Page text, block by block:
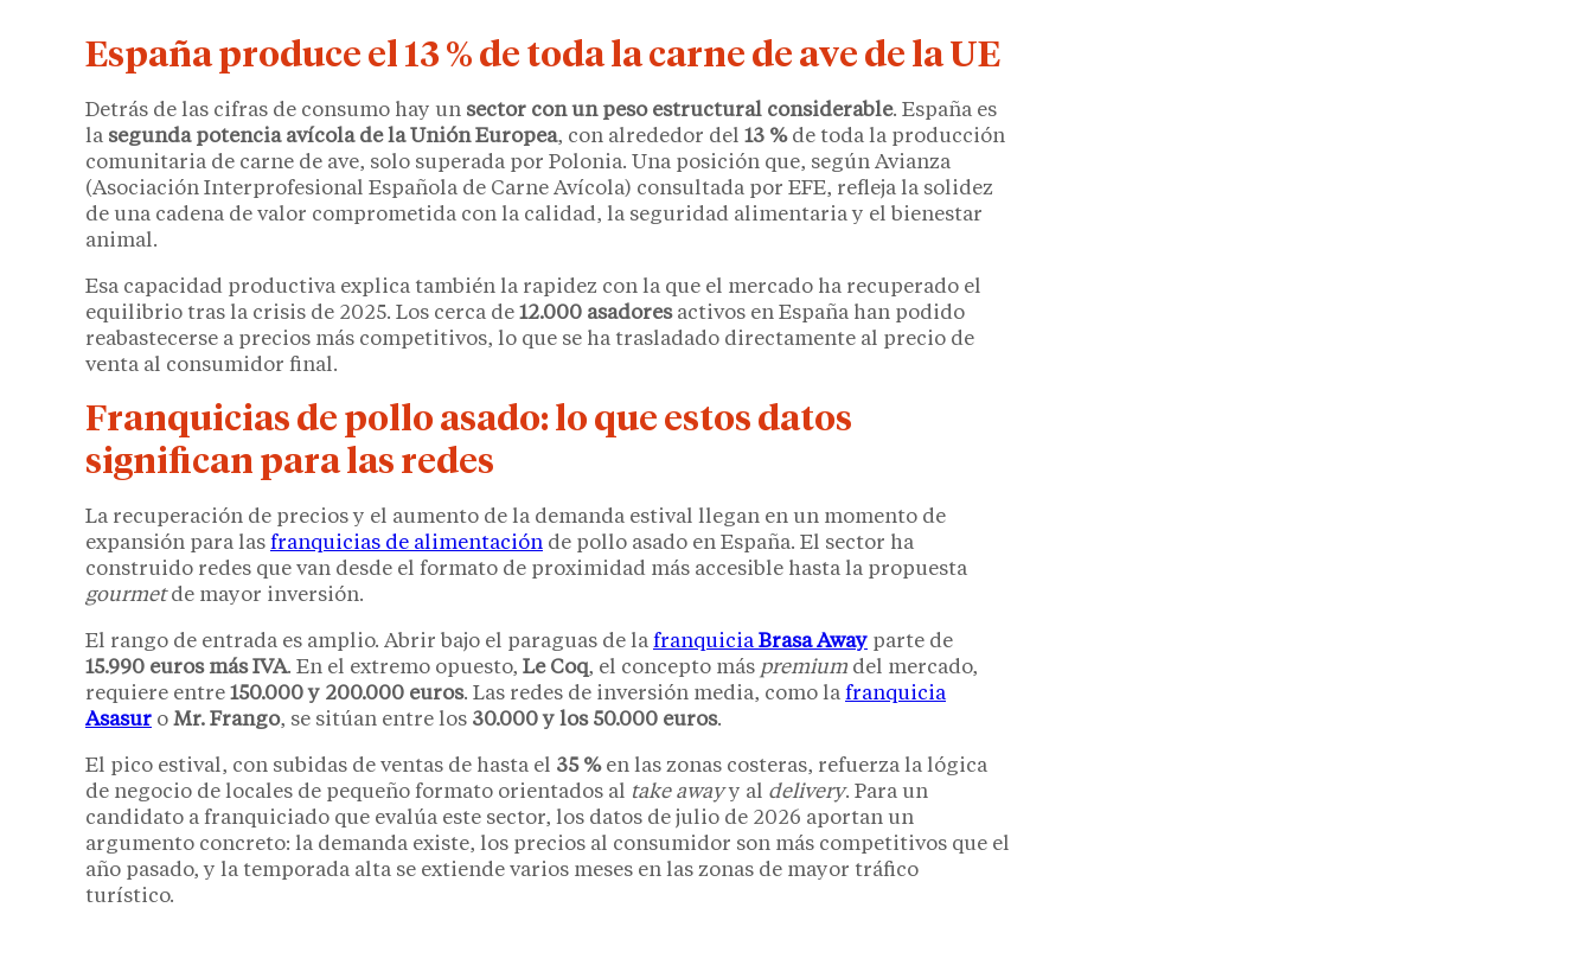
España produce el 13 % de toda la carne de ave de la UE
Detrás de las cifras de consumo hay un sector con un peso estructural considerable. España es
la segunda potencia avícola de la Unión Europea, con alrededor del 13 %de toda la producción
comunitaria de carne de ave, solo superada por Polonia. Una posición que, según Avianza
(Asociación Interprofesional Española de Carne Avícola) consultada por EFE, refleja la solidez
de una cadena de valor comprometida con la calidad, la seguridad alimentaria y el bienestar
animal.
Esa capacidad productiva explica también la rapidez con la que el mercado ha recuperado el
equilibrio tras la crisis de 2025. Los cerca de 12.000 asadoresactivos en España han podido
reabastecerse a precios más competitivos, lo que se ha trasladado directamente al precio de
venta al consumidor final.
Franquicias de pollo asado: lo que estos datos
significan para las redes
La recuperación de precios y el aumento de la demanda estival llegan en un momento de
expansión para las franquicias de alimentación de pollo asado en España. El sector ha
construido redes que van desde el formato de proximidad más accesible hasta la propuesta
gourmetde mayor inversión.
El rango de entrada es amplio. Abrir bajo el paraguas de la franquicia Brasa Away parte de
15.990 euros más IVA. En el extremo opuesto, Le Coq, el concepto más premium del mercado,
requiere entre 150.000 y 200.000 euros. Las redes de inversión media, como la franquicia
Asasur o Mr. Frango, se sitúan entre los 30.000 y los 50.000 euros.
El pico estival, con subidas de ventas de hasta el 35 %en las zonas costeras, refuerza la lógica
de negocio de locales de pequeño formato orientados al take awayy al delivery. Para un
candidato a franquiciado que evalúa este sector, los datos de julio de 2026 aportan un
argumento concreto: la demanda existe, los precios al consumidor son más competitivos que el
año pasado, y la temporada alta se extiende varios meses en las zonas de mayor tráfico
turístico.